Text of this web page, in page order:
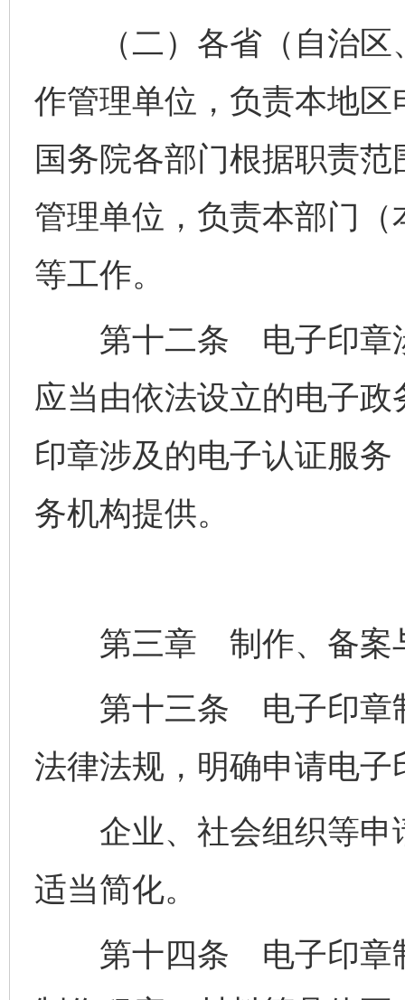
（二）各省（自治区
作管理单位，负责本地
国务院各部门根据职责
管理单位，负责本部门
等工作。
第十二条 电子印章涉
应当由依法设立的电子
印章涉及的电子认证服
务机构提供。
第三章 制作、备案
第十三条 电子印章制
法律法规，明确申请电
企业、社会组织等申
适当简化。
第十四条 电子印章制